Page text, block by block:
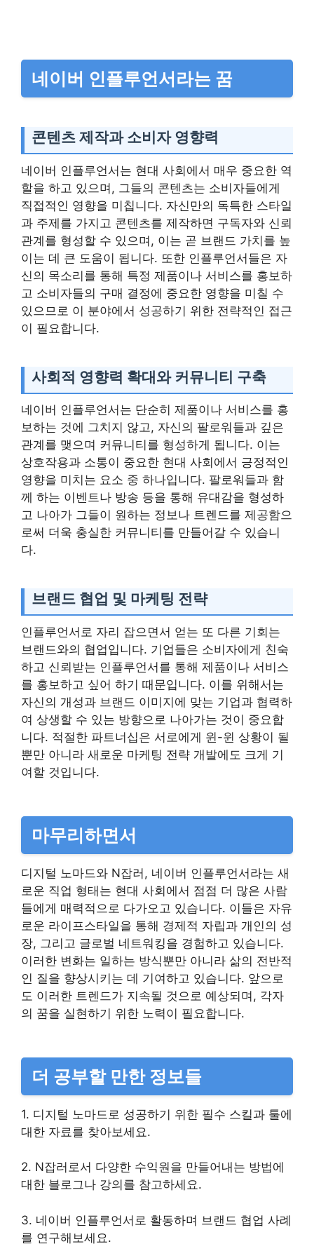
네이버 인플루언서라는 꿈
콘텐츠 제작과 소비자 영향력
네이버 인플루언서는 현대 사회에서 매우 중요한 역
할을 하고 있으며, 그들의 콘텐츠는 소비자들에게
직접적인 영향을 미칩니다. 자신만의 독특한 스타일
과 주제를 가지고 콘텐츠를 제작하면 구독자와 신뢰
관계를 형성할 수 있으며, 이는 곧 브랜드 가치를 높
이는 데 큰 도움이 됩니다. 또한 인플루언서들은 자
신의 목소리를 통해 특정 제품이나 서비스를 홍보하
고 소비자들의 구매 결정에 중요한 영향을 미칠 수
있으므로 이 분야에서 성공하기 위한 전략적인 접근
이 필요합니다.
사회적 영향력 확대와 커뮤니티 구축
네이버 인플루언서는 단순히 제품이나 서비스를 홍
보하는 것에 그치지 않고, 자신의 팔로워들과 깊은
관계를 맺으며 커뮤니티를 형성하게 됩니다. 이는
상호작용과 소통이 중요한 현대 사회에서 긍정적인
영향을 미치는 요소 중 하나입니다. 팔로워들과 함
께 하는 이벤트나 방송 등을 통해 유대감을 형성하
고 나아가 그들이 원하는 정보나 트렌드를 제공함으
로써 더욱 충실한 커뮤니티를 만들어갈 수 있습니
다.
브랜드 협업 및 마케팅 전략
인플루언서로 자리 잡으면서 얻는 또 다른 기회는
브랜드와의 협업입니다. 기업들은 소비자에게 친숙
하고 신뢰받는 인플루언서를 통해 제품이나 서비스
를 홍보하고 싶어 하기 때문입니다. 이를 위해서는
자신의 개성과 브랜드 이미지에 맞는 기업과 협력하
여 상생할 수 있는 방향으로 나아가는 것이 중요합
니다. 적절한 파트너십은 서로에게 윈-윈 상황이 될
뿐만 아니라 새로운 마케팅 전략 개발에도 크게 기
여할 것입니다.
마무리하면서
디지털 노마드와 N잡러, 네이버 인플루언서라는 새
로운 직업 형태는 현대 사회에서 점점 더 많은 사람
들에게 매력적으로 다가오고 있습니다. 이들은 자유
로운 라이프스타일을 통해 경제적 자립과 개인의 성
장, 그리고 글로벌 네트워킹을 경험하고 있습니다.
이러한 변화는 일하는 방식뿐만 아니라 삶의 전반적
인 질을 향상시키는 데 기여하고 있습니다. 앞으로
도 이러한 트렌드가 지속될 것으로 예상되며, 각자
의 꿈을 실현하기 위한 노력이 필요합니다.
더 공부할 만한 정보들
1. 디지털 노마드로 성공하기 위한 필수 스킬과 툴에
대한 자료를 찾아보세요.
2. N잡러로서 다양한 수익원을 만들어내는 방법에
대한 블로그나 강의를 참고하세요.
3. 네이버 인플루언서로 활동하며 브랜드 협업 사례
를 연구해보세요.